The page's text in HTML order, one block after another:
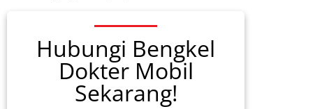
Hubungi Bengkel
Dokter Mobil
Sekarang!